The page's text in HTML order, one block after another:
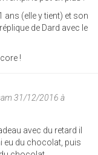
ans (elle y tient) et son
de Dard avec le
!
31/12/2016 à
avec du retard il
eu du chocolat, puis